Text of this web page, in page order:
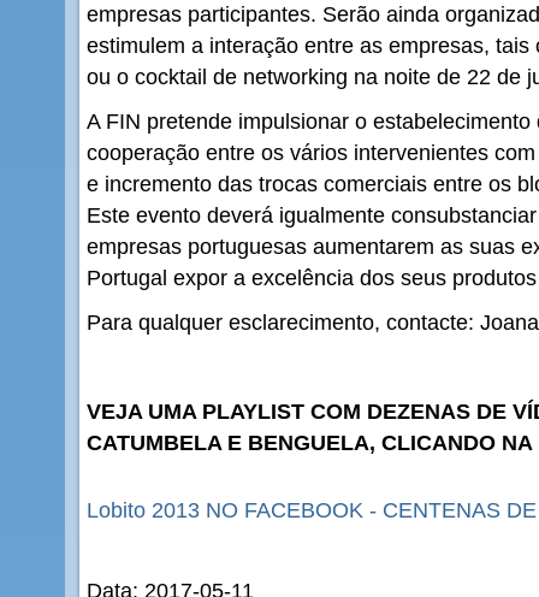
empresas participantes. Serão ainda
estimulem a interação entre as empresas,
ou o cocktail de networking na noite de 22 de
A FIN pretende impulsionar o
cooperação entre os vários intervenientes
e incremento das trocas comerciais entre os
Este evento deverá igualmente
empresas portuguesas aumentarem as suas
Portugal expor a excelência dos seus
Para qualquer esclarecimento, contacte:
VEJA UMA PLAYLIST COM DEZENAS DE
CATUMBELA E BENGUELA, CLICANDO NA
Lobito 2013 NO FACEBOOK - CENTENAS
Data: 2017-05-11